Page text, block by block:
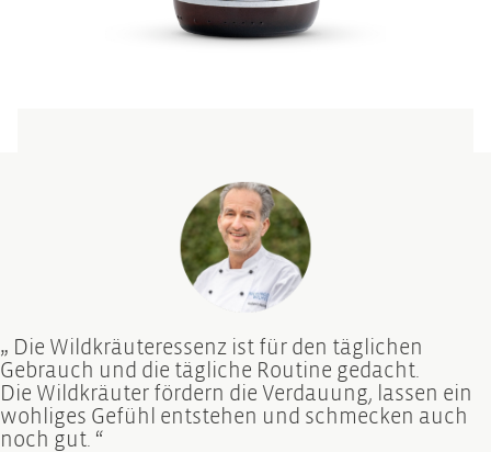
„ Die Wildkräuteressenz ist für den täglichen
Gebrauch und die tägliche Routine gedacht.
Die Wildkräuter fördern die Verdauung, lassen ein
wohliges Gefühl entstehen und schmecken auch
noch gut. “